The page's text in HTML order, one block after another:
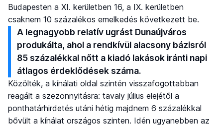
Budapesten a XI. kerületben 16, a IX. kerületben
csaknem 10 százalékos emelkedés következett be.
A legnagyobb relatív ugrást Dunaújváros
produkálta, ahol a rendkívül alacsony bázisról
85 százalékkal nőtt a kiadó lakások iránti napi
átlagos érdeklődések száma.
Közölték, a kínálati oldal szintén visszafogottabban
reagált a szezonnyitásra: tavaly július elejétől a
ponthatárhirdetés utáni hétig majdnem 6 százalékkal
bővült a kínálat országos szinten. Idén ugyanebben az